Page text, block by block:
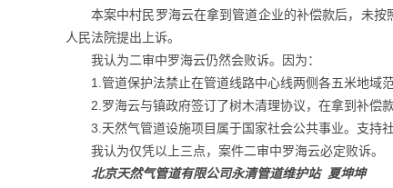
本案中村民罗海云在拿到管道企业的补偿款后，未
人民法院提出上诉。
我认为二审中罗海云仍然会败诉。因为：
1.管道保护法禁止在管道线路中心线两侧各五米地域
2.罗海云与镇政府签订了树木清理协议，在拿到补偿
3.天然气管道设施项目属于国家社会公共事业。支持
我认为仅凭以上三点，案件二审中罗海云必定败诉。
北京天然气管道有限公司永清管道维护站 夏坤坤